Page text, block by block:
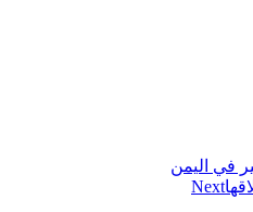
في اليمن
Next